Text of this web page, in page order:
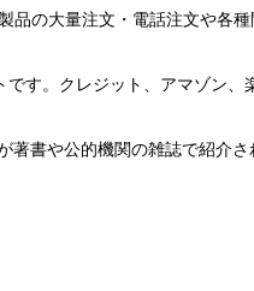
品の大量注文・電話注文や各
です。クレジット、アマゾン、
書や公的機関の雑誌で紹介さ